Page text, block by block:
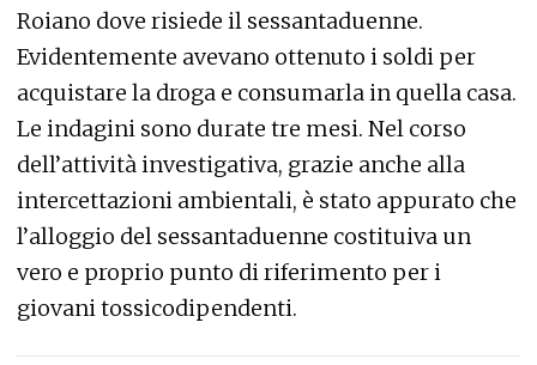
Roiano dove risiede il sessantaduenne.
Evidentemente avevano ottenuto i soldi per
acquistare la droga e consumarla in quella casa.
Le indagini sono durate tre mesi. Nel corso
dell’attività investigativa, grazie anche alla
intercettazioni ambientali, è stato appurato che
l’alloggio del sessantaduenne costituiva un
vero e proprio punto di riferimento per i
giovani tossicodipendenti.